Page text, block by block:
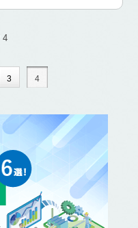
4
3 4